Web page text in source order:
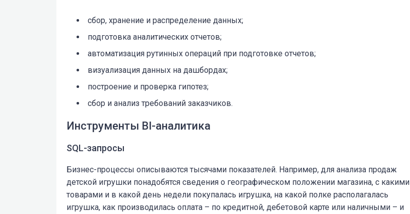
сбор, хранение и распределение данных;
подготовка аналитических отчетов;
автоматизация рутинных операций при подготовке отчетов;
визуализация данных на дашбордах;
построение и проверка гипотез;
сбор и анализ требований заказчиков.
Инструменты BI-аналитика
SQL-запросы
Бизнес-процессы описываются тысячами показателей. Например, для анализа продаж
детской игрушки понадобятся сведения о географическом положении магазина, с какими
товарами и в какой день недели покупалась игрушка, на какой полке располагалась
игрушка, как производилась оплата – по кредитной, дебетовой карте или наличными – и